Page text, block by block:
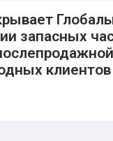
запасных
клиентов